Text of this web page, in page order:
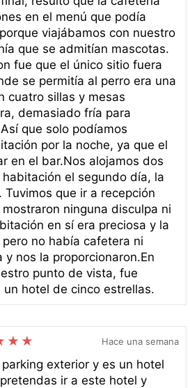
en el menú que podía
viajábamos con nuestro
que se admitían mascotas.
fue que el único sitio fuera
se permitía al perro era una
cuatro sillas y mesas
demasiado fría para
que solo podíamos
por la noche, ya que el
en el bar.Nos alojamos dos
el segundo día, la
que ir a recepción
ninguna disculpa ni
en sí era preciosa y la
no había cafetera ni
nos la proporcionaron.En
punto de vista, fue
hotel de cinco estrellas.
Hace una semana
exterior y es un hotel
ir a este hotel y